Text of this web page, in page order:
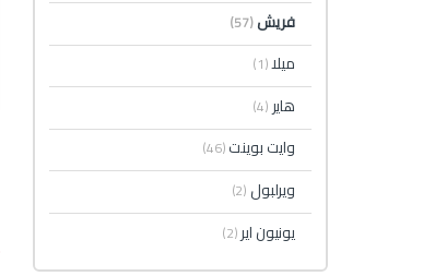
فريش(57)
ميلا(1)
هاير (4)
وايت بوينت(46)
ويرلبول(2)
يونيون اير(2)